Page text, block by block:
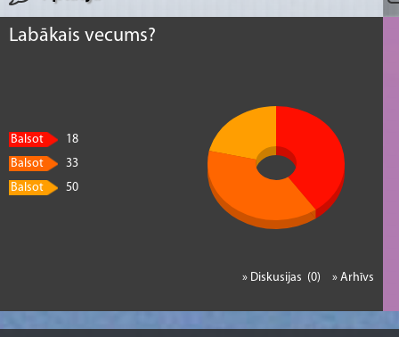
Labākais vecums?
Balsot
18
Balsot
33
Balsot
50
» Arhīvs
» Diskusijas (0)